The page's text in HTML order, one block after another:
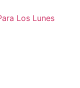
Los Lunes